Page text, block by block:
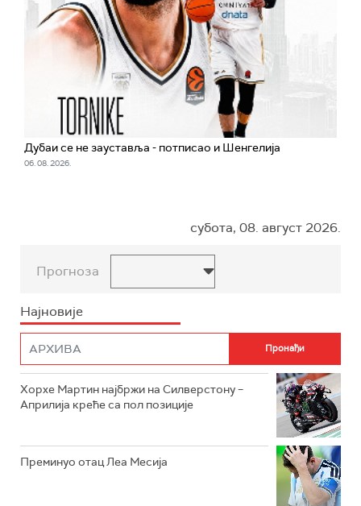
Дубаи се не зауставља - потписао и Шенгелија
06. 08. 2026.
субота, 08. август 2026.
Прогноза
Најновије
Хорхе Мартин најбржи на Силверстону –
Априлија креће са пол позиције
Преминуо отац Леа Месија